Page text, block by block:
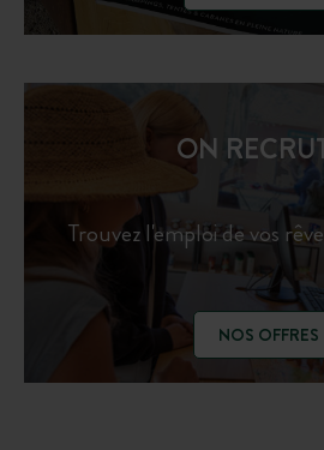
ON
Trouvez l'emploi de vos
NOS OFFRES